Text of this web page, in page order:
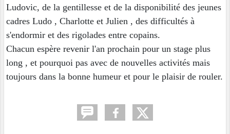
Ludovic, de la gentillesse et de la disponibilité des jeunes
cadres Ludo , Charlotte et Julien , des difficultés à
s'endormir et des rigolades entre copains.
Chacun espère revenir l'an prochain pour un stage plus
long , et pourquoi pas avec de nouvelles activités mais
toujours dans la bonne humeur et pour le plaisir de rouler.